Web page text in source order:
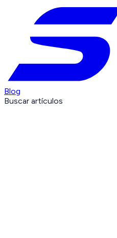
Blog
Buscar artículos